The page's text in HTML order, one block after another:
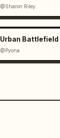
@Sharon Riley
Urban
@Pyona